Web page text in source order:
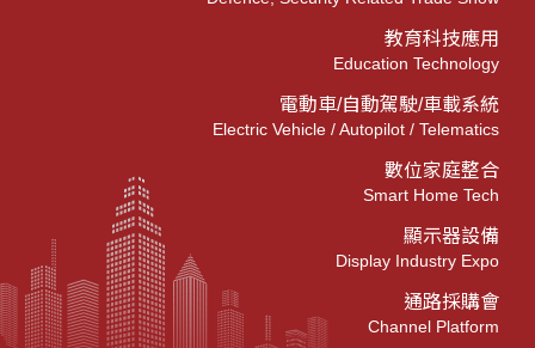
教育科技應用
Education Technology
電動車/自動駕駛/車載系統
Electric Vehicle / Autopilot / Telematics
數位家庭整合
Smart Home Tech
顯示器設備
Display Industry Expo
通路採購會
Channel Platform